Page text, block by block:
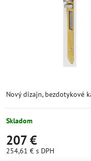
Nový dizajn, bezdotykové
Skladom
207 €
254,61 € s DPH